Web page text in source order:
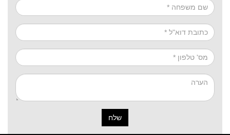
שלח